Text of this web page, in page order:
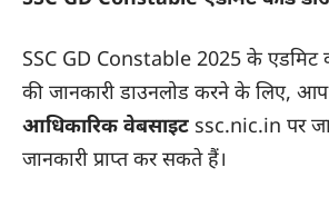
SSC GD Constable 2025 के एडमिट
की जानकारी डाउनलोड करने के लिए, आप
आधिकारिक वेबसाइट ssc.nic.in पर
जानकारी प्राप्त कर सकते हैं।